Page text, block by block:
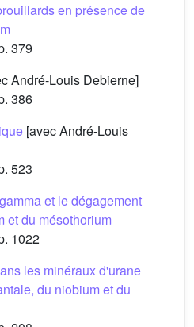
en présence de
379
André-Louis Debierne]
386
[avec André-Louis
523
et le dégagement
et du mésothorium
1022
les minéraux d'urane
du niobium et du